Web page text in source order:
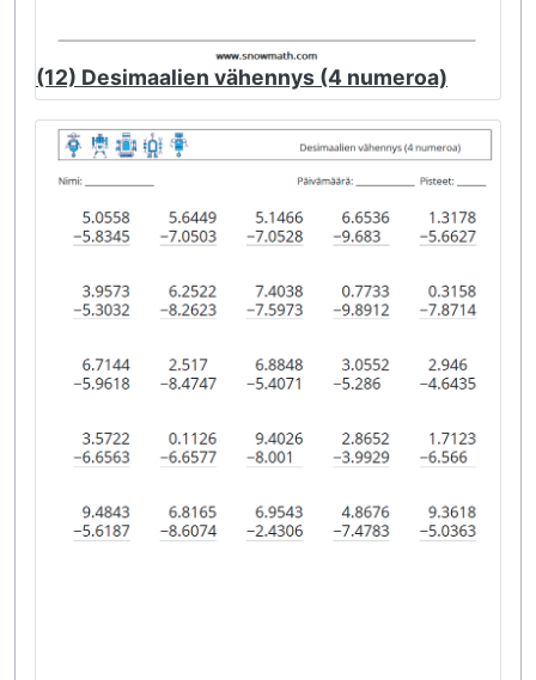
(12) Desimaalien vähennys (4 numeroa)